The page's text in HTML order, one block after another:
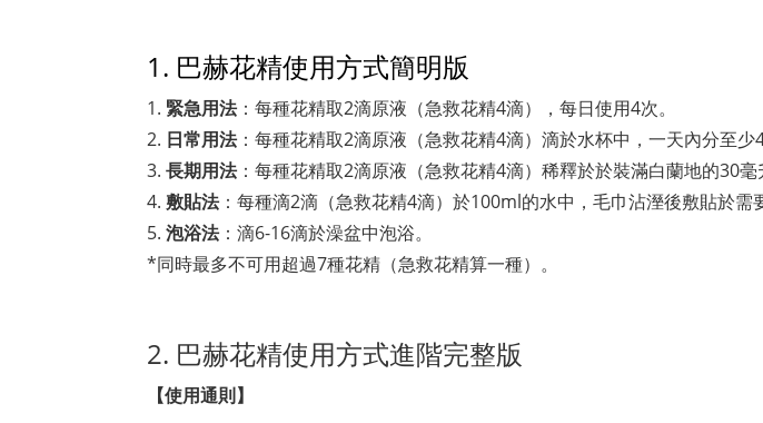
1. 巴赫花精使用方式簡明版
1. 緊急用法：每種花精取2滴原液（急救花精4滴），每日使用4次。
2. 日常用法：每種花精取2滴原液（急救花精4滴）滴於水杯中，一天內分至少4
3. 長期用法：每種花精取2滴原液（急救花精4滴）稀釋於於裝滿白蘭地的30
4. 敷貼法：每種滴2滴（急救花精4滴）於100ml的水中，毛巾沾溼後敷貼於需
5. 泡浴法：滴6-16滴於澡盆中泡浴。
*同時最多不可用超過7種花精（急救花精算一種）。
2. 巴赫花精使用方式進階完整版
【使用通則】